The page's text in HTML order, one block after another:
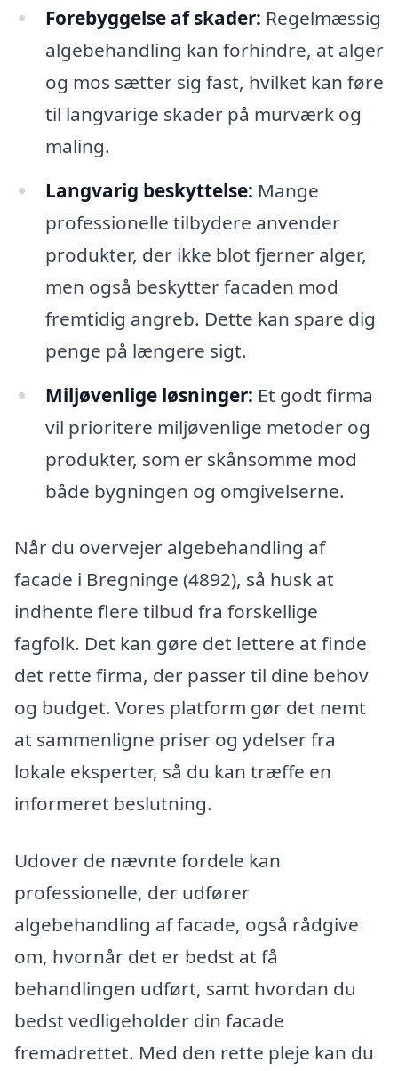
Forebyggelse af skader: Regelmæssig
algebehandling kan forhindre, at alger
og mos sætter sig fast, hvilket kan føre
til langvarige skader på murværk og
maling.
Langvarig beskyttelse: Mange
professionelle tilbydere anvender
produkter, der ikke blot fjerner alger,
men også beskytter facaden mod
fremtidig angreb. Dette kan spare dig
penge på længere sigt.
Miljøvenlige løsninger: Et godt firma
vil prioritere miljøvenlige metoder og
produkter, som er skånsomme mod
både bygningen og omgivelserne.
Når du overvejer algebehandling af
facade i Bregninge (4892), så husk at
indhente flere tilbud fra forskellige
fagfolk. Det kan gøre det lettere at finde
det rette firma, der passer til dine behov
og budget. Vores platform gør det nemt
at sammenligne priser og ydelser fra
lokale eksperter, så du kan træffe en
informeret beslutning.
Udover de nævnte fordele kan
professionelle, der udfører
algebehandling af facade, også rådgive
om, hvornår det er bedst at få
behandlingen udført, samt hvordan du
bedst vedligeholder din facade
fremadrettet. Med den rette pleje kan du